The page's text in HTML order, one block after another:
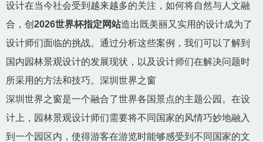
设计在当今社会受到越来越多的关注，如何将自然与人文融
合，创 2026世界杯指定网站造出既美丽又实用的设计成为了
设计师们面临的挑战。通过分析这些案例，我们可以了解到
国内园林景观设计的发展现状，以及设计师们在解决问题时
所采用的方法和技巧。深圳世界之窗
深圳世界之窗是一个融合了世界各国景点的主题公园。在设
计上，园林景观设计师们需要将不同国家的风情巧妙地融入
到一个园区内，使得游客在游览时能够感受到不同国家的文